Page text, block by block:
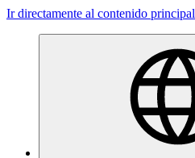
Ir directamente al contenido principal